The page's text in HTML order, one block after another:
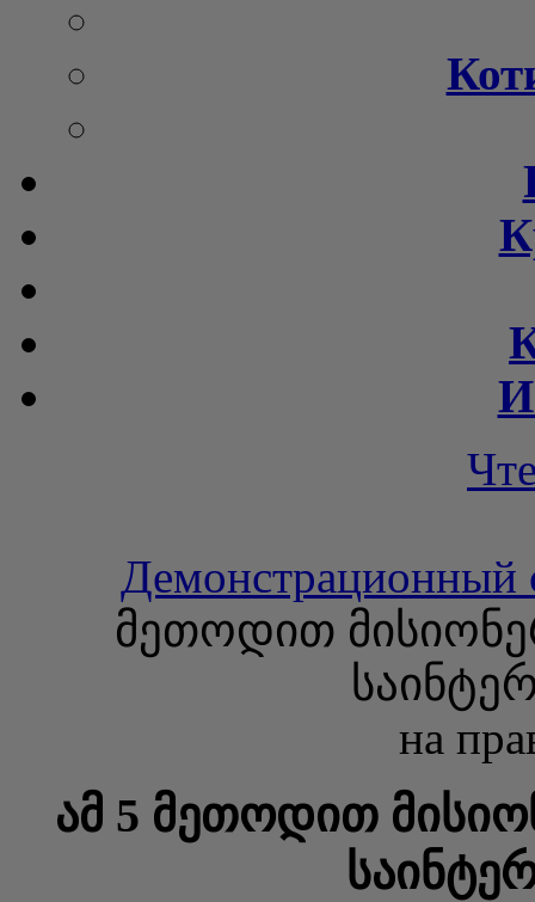
Демонстрационный
მეთოდით
на
ამ 5 მეთოდით